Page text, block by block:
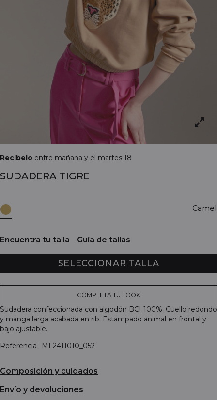
Recíbelo entre mañana y el martes 18
SUDADERA TIGRE
Camel
Encuentra tu talla Guía de tallas
SELECCIONAR TALLA
COMPLETA TU LOOK
Sudadera confeccionada con algodón BCI 100%. Cuello redondo
y manga larga acabada en rib. Estampado animal en frontal y
bajo ajustable.
Referencia
MF2411010_052
Composición y cuidados
Envío y devoluciones